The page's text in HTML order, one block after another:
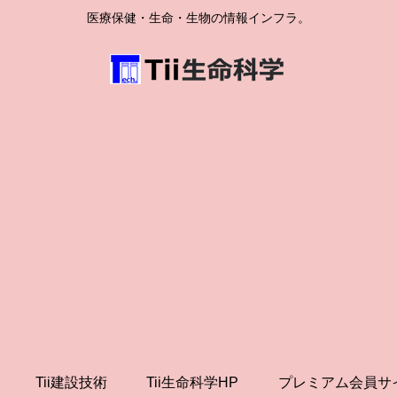
医療保健・生命・生物の情報インフラ。
Tii建設技術 Tii生命科学HP プレミアム会員サ